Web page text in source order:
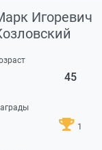
Игоревич
45
1